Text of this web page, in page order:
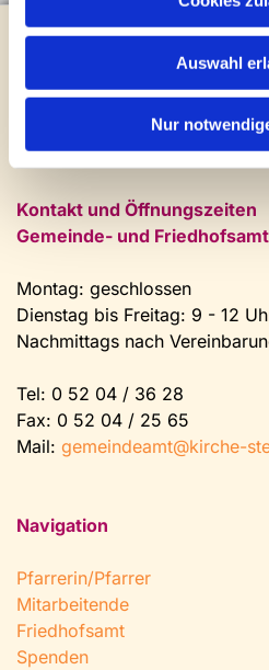
Auswahl
Nur
Evangelische
Brockhagener Straße 28 |
Tel.:0 52 04 / 36 28
gemeindeamt@kirche-
Kontakt und Öffnungszeiten
Gemeinde- und Friedhofsamt
Montag: geschlossen
Dienstag bis Freitag: 9 - 12
Nachmittags nach
Tel: 0 52 04 / 36 28
Fax: 0 52 04 / 25 65
Mail: gemeindeamt@kirche-
Navigation
Pfarrerin/Pfarrer
Mitarbeitende
Friedhofsamt
Spenden